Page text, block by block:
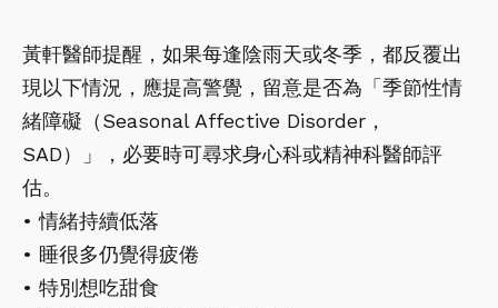
黃軒醫師提醒，如果每逢陰雨天或冬季，都反覆出
現以下情況，應提高警覺，留意是否為「季節性情
緒障礙（Seasonal Affective Disorder，
SAD）」，必要時可尋求身心科或精神科醫師評
估。
• 情緒持續低落
• 睡很多仍覺得疲倦
• 特別想吃甜食